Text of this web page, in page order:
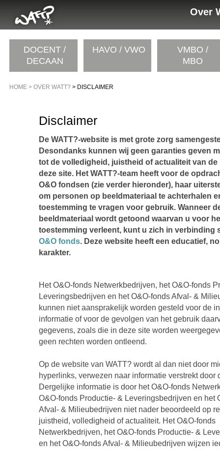
Over
DOCENT /
DECAAN
HAVO / VWO
VMBO /
MBO
HOME > OVER WATT? > DISCLAIMER
Disclaimer
De WATT?-website is met grote zorg
Desondanks kunnen wij geen garanties geven
tot de volledigheid, juistheid of actualiteit van
deze site. Het WATT?-team heeft voor de
O&O fondsen (zie verder hieronder), haar
om personen op beeldmateriaal te achterhalen
toestemming te vragen voor gebruik. Wanneer
beeldmateriaal wordt getoond waarvan u voor
toestemming verleent, kunt u zich in verbinding
O&O fonds. Deze website heeft een educatief,
karakter.
Het O&O-fonds Netwerkbedrijven, het O&O-fonds
Leveringsbedrijven en het O&O-fonds Afval- &
kunnen niet aansprakelijk worden gesteld voor de
informatie of voor de gevolgen van het gebruik
gegevens, zoals die in deze site worden
geen rechten worden ontleend.
Op de website van WATT? wordt al dan niet door
hyperlinks, verwezen naar informatie verstrekt door
Dergelijke informatie is door het O&O-fonds
O&O-fonds Productie- & Leveringsbedrijven en het
Afval- & Milieubedrijven niet nader beoordeeld op
juistheid, volledigheid of actualiteit. Het O&O-fonds
Netwerkbedrijven, het O&O-fonds Productie- &
en het O&O-fonds Afval- & Milieubedrijven wijzen